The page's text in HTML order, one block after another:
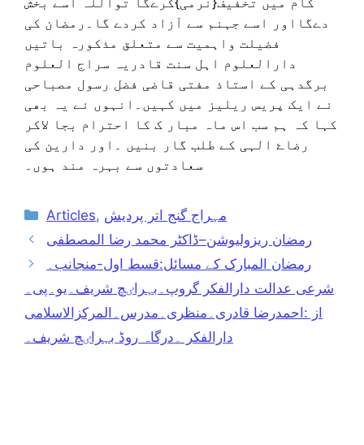
دےگااور اسے جہنم سے آزاد کردے گا۔رمضان کی
فضیلت واہمیت سے متعلق مذکورہ باتیں
دارالعلوم اہل سنت قادریہ سراج العلوم
برگدہی کے استاذ مفتی قاضی فضل رسول مصباحی
نے ایک پریس ریلیز میں کہیں۔انہوں نے یہ بھی
کہا کہ ہم سب اس ماہ مبار ک کا احترام بجا لاکر
رضاۓ الہی کے طلب گار بنیں ۔اور دارین کی
سعادتوں سے بہرہ مند ہوں۔
Categories
Articles, مہراج گنج اتر پردیش
رمضان ریزولیوشن–ڈاکٹر محمد رضا المصطفی
رمضان المبارک کے مسائل:قسط اول-منجانب۔
شرعی عدالت دارالفکر گروپ۔بہراٸچ شریف۔یو۔پی۔
از :احمدرضا قادری۔منظری۔مدرس۔المرکزالاسلامی
دارالفکر ۔درگاہ روڈ بہراٸچ شریف۔